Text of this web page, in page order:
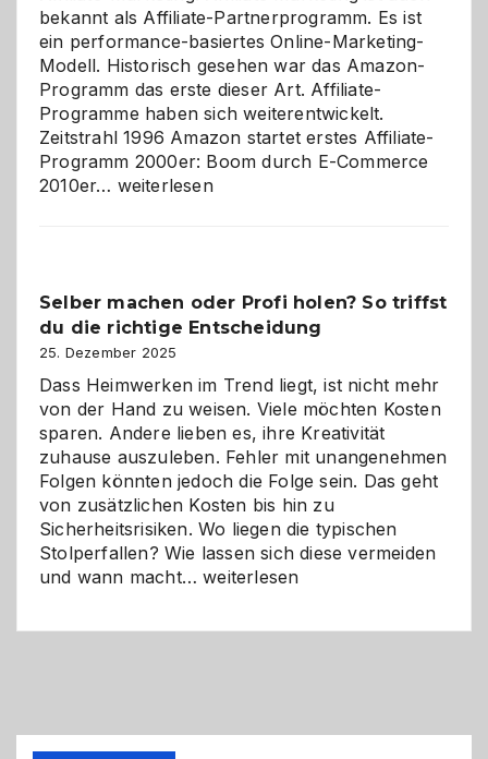
bekannt als Affiliate-Partnerprogramm. Es ist
ein performance-basiertes Online-Marketing-
Modell. Historisch gesehen war das Amazon-
Programm das erste dieser Art. Affiliate-
Programme haben sich weiterentwickelt.
Zeitstrahl 1996 Amazon startet erstes Affiliate-
Programm 2000er: Boom durch E-Commerce
2010er… Affiliate-
Herausforderungen
und
Zukunft
weiterlesen
Selber machen oder Profi holen? So triffst
du die richtige Entscheidung
25. Dezember 2025
Dass Heimwerken im Trend liegt, ist nicht mehr
von der Hand zu weisen. Viele möchten Kosten
sparen. Andere lieben es, ihre Kreativität
zuhause auszuleben. Fehler mit unangenehmen
Folgen könnten jedoch die Folge sein. Das geht
von zusätzlichen Kosten bis hin zu
Sicherheitsrisiken. Wo liegen die typischen
Stolperfallen? Wie lassen sich diese vermeiden
und wann macht…Selber
weiterlesen